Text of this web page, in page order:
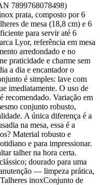
7899768078498)
prata, composto por 6
de mesa (18,8 cm) e 6
para servir até 6
Lyor, referência em mesa
arredondado e no
praticidade e charme sem
a dia e encantador o
é simples: lave com
imediatamente. O uso de
recomendado. Variação em
conjunto robusto,
A única diferença é a
na mesa, essa é a
Material robusto e
e para impressionar.
talher na hora certa.
dourado para uma
— limpeza prática,
inoxConjunto de